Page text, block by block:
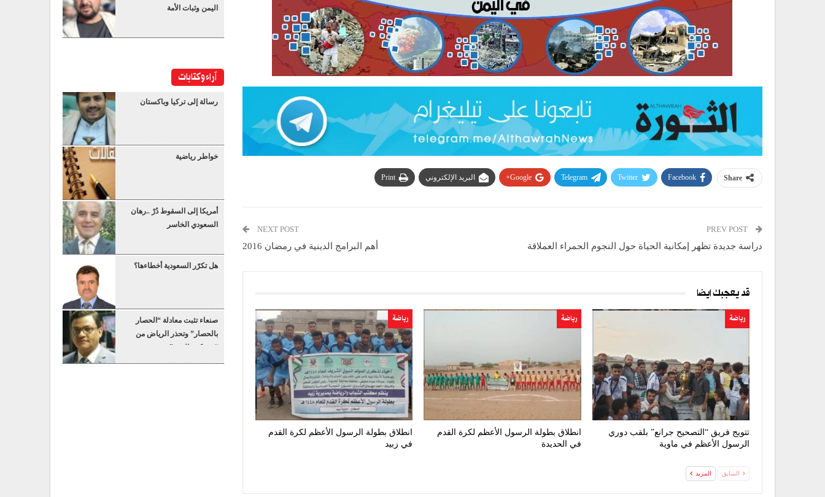
Share
Facebook
Twitter
Telegram
Google+ البريد الإلكتروني Print
دراسة جديدة تظهر إمكانية الحياة حول النجوم الحمراء العملاقة
NEXT POST
أهم البرامج الدينية في رمضان 2016
قد يعجبك ايضا
رياضة
تتويج فريق “التصحيح جرانع” بلقب دوري
الرسول الأعظم في ماوية
رياضة
انطلاق بطولة الرسول الأعظم لكرة القدم
في الحديدة
رياضة
انطلاق بطولة الرسول الأعظم لكرة القدم
في زبيد
السابق المزيد
اليمن وثبات الأمة
آراء وكتابات
رسالة إلى تركيا وباكستان
خواطر رياضية
أمريكا إلى السقوط دُرْ ..رهان
السعودي الخاسر
هل تكرّر السعودية أخطاءها؟
صنعاء تثبت معادلة “الحصار
بالحصار” وتحذر الرياض من
“عسكرة البحر”